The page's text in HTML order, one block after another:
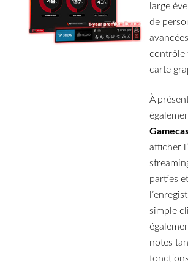
large
de
contrôle
carte
À
afficher
parties
simple
notes